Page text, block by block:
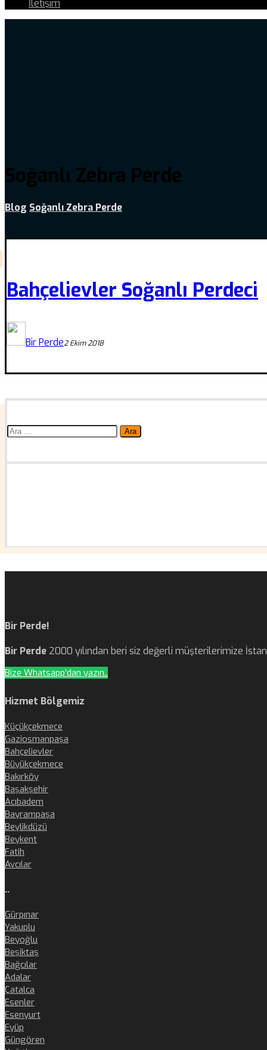
İletişim
Soğanlı Zebra Perde
Blog Soğanlı Zebra Perde
Bahçelievler Soğanlı Perdeci
Bir Perde2 Ekim 2018
Arama:
Bir Perde!
Bir Perde 2000 yılından beri siz değerli müşterilerimize
Bize Whatsapp'dan yazın..
Hizmet Bölgemiz
Küçükçekmece
Gaziosmanpaşa
Bahçelievler
Büyükçekmece
Bakırköy
Başakşehir
Acıbadem
Bayrampaşa
Beylikdüzü
Beykent
Fatih
Avcılar
..
Gürpınar
Yakuplu
Beyoğlu
Beşiktaş
Bağcılar
Adalar
Çatalca
Esenler
Esenyurt
Eyüp
Güngören